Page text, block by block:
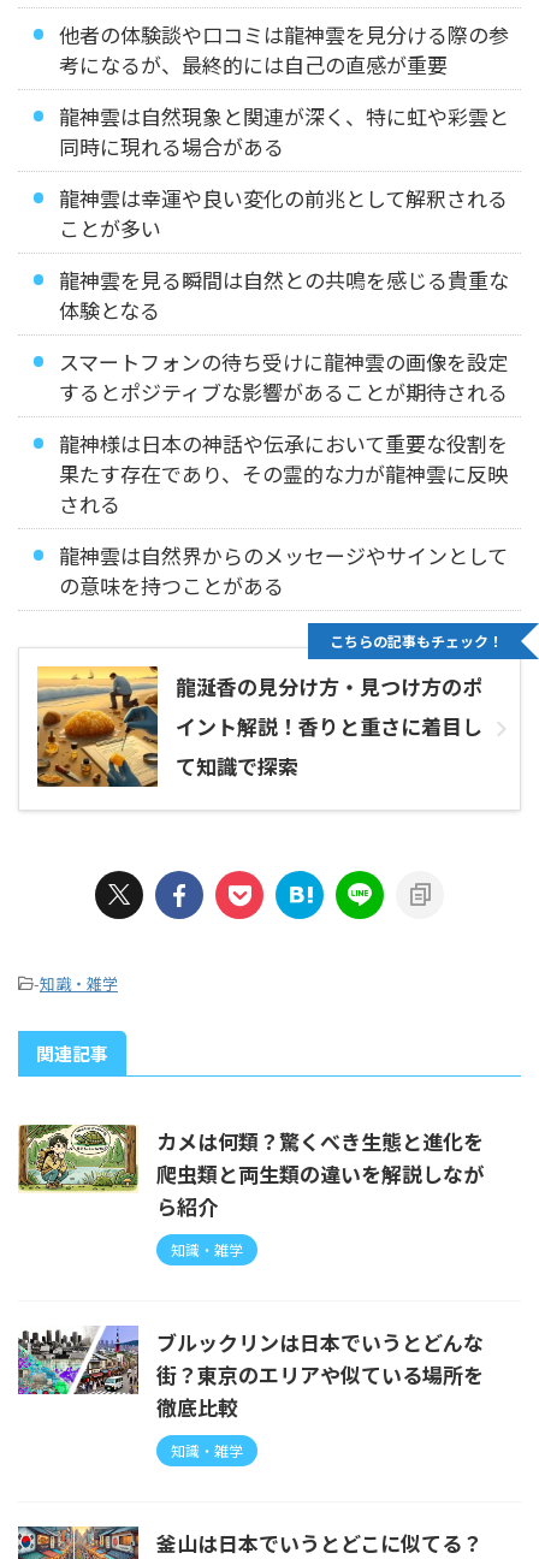
他者の体験談や口コミは龍神雲を見分ける際の参
考になるが、最終的には自己の直感が重要
龍神雲は自然現象と関連が深く、特に虹や彩雲と
同時に現れる場合がある
龍神雲は幸運や良い変化の前兆として解釈される
ことが多い
龍神雲を見る瞬間は自然との共鳴を感じる貴重な
体験となる
スマートフォンの待ち受けに龍神雲の画像を設定
するとポジティブな影響があることが期待される
龍神様は日本の神話や伝承において重要な役割を
果たす存在であり、その霊的な力が龍神雲に反映
される
龍神雲は自然界からのメッセージやサインとして
の意味を持つことがある
龍涎香の見分け方・見つけ方のポ
イント解説！香りと重さに着目し
て知識で探索
こちらの記事もチェック！
-知識・雑学
関連記事
カメは何類？驚くべき生態と進化を
爬虫類と両生類の違いを解説しなが
ら紹介
知識・雑学
ブルックリンは日本でいうとどんな
街？東京のエリアや似ている場所を
徹底比較
知識・雑学
釜山は日本でいうとどこに似てる？